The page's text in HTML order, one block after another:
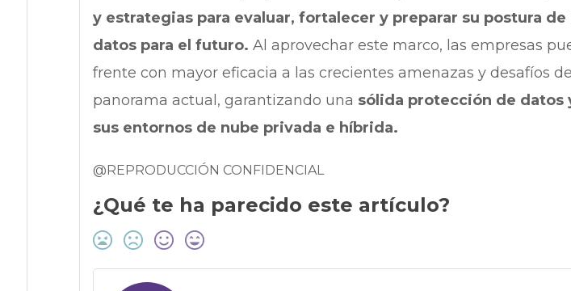
y estrategias para evaluar, fortalecer y preparar su postura
datos para el futuro. Al aprovechar este marco, las empresas
frente con mayor eficacia a las crecientes amenazas y desafíos
panorama actual, garantizando una sólida protección de datos
sus entornos de nube privada e híbrida.
@REPRODUCCIÓN CONFIDENCIAL
¿Qué te ha parecido este artículo?